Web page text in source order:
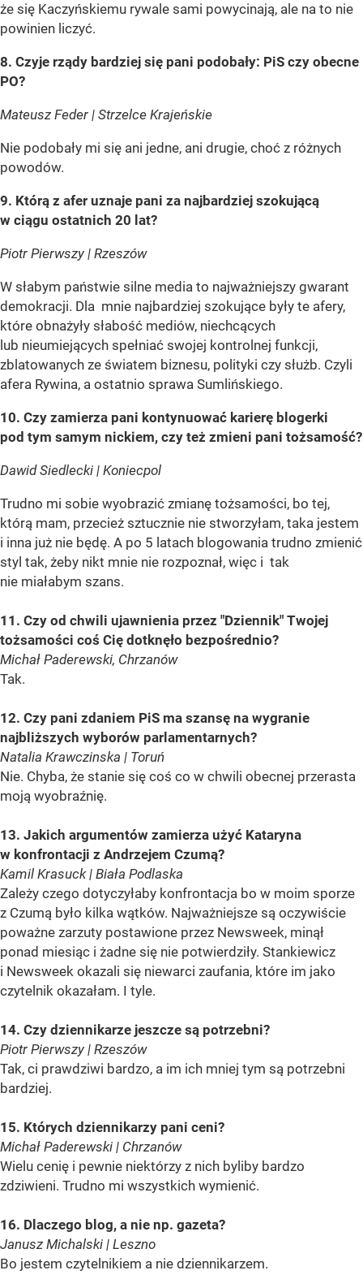
że się Kaczyńskiemu rywale sami powycinają, ale na to nie
powinien liczyć.
8. Czyje rządy bardziej się pani podobały: PiS czy obecne
PO?
Mateusz Feder | Strzelce Krajeńskie
Nie podobały mi się ani jedne, ani drugie, choć z różnych
powodów.
9. Którą z afer uznaje pani za najbardziej szokującą
w ciągu ostatnich 20 lat?
Piotr Pierwszy | Rzeszów
W słabym państwie silne media to najważniejszy gwarant
demokracji. Dla mnie najbardziej szokujące były te afery,
które obnażyły słabość mediów, niechcących
lub nieumiejących spełniać swojej kontrolnej funkcji,
zblatowanych ze światem biznesu, polityki czy służb. Czyli
afera Rywina, a ostatnio sprawa Sumlińskiego.
10. Czy zamierza pani kontynuować karierę blogerki
pod tym samym nickiem, czy też zmieni pani tożsamość?
Dawid Siedlecki | Koniecpol
Trudno mi sobie wyobrazić zmianę tożsamości, bo tej,
którą mam, przecież sztucznie nie stworzyłam, taka jestem
i inna już nie będę. A po 5 latach blogowania trudno zmienić
styl tak, żeby nikt mnie nie rozpoznał, więc i tak
nie miałabym szans.
11. Czy od chwili ujawnienia przez "Dziennik" Twojej
tożsamości coś Cię dotknęło bezpośrednio?
Michał Paderewski, Chrzanów
Tak.
12. Czy pani zdaniem PiS ma szansę na wygranie
najbliższych wyborów parlamentarnych?
Natalia Krawczinska | Toruń
Nie. Chyba, że stanie się coś co w chwili obecnej przerasta
moją wyobraźnię.
13. Jakich argumentów zamierza użyć Kataryna
w konfrontacji z Andrzejem Czumą?
Kamil Krasuck | Biała Podlaska
Zależy czego dotyczyłaby konfrontacja bo w moim sporze
z Czumą było kilka wątków. Najważniejsze są oczywiście
poważne zarzuty postawione przez Newsweek, minął
ponad miesiąc i żadne się nie potwierdziły. Stankiewicz
i Newsweek okazali się niewarci zaufania, które im jako
czytelnik okazałam. I tyle.
14. Czy dziennikarze jeszcze są potrzebni?
Piotr Pierwszy | Rzeszów
Tak, ci prawdziwi bardzo, a im ich mniej tym są potrzebni
bardziej.
15. Których dziennikarzy pani ceni?
Michał Paderewski | Chrzanów
Wielu cenię i pewnie niektórzy z nich byliby bardzo
zdziwieni. Trudno mi wszystkich wymienić.
16. Dlaczego blog, a nie np. gazeta?
Janusz Michalski | Leszno
Bo jestem czytelnikiem a nie dziennikarzem.